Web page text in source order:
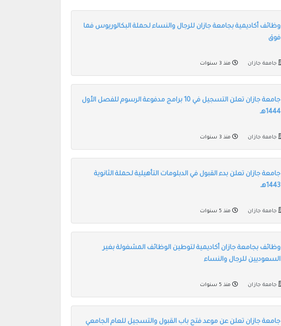
وظائف أكاديمية بجامعة جازان للرجال والنساء لحملة البكالوريوس فما
فوق
جامعة جازان منذ 3 سنوات
جامعة جازان تعلن التسجيل في 10 برامج مدفوعة الرسوم للفصل الأول
1444هـ
جامعة جازان منذ 3 سنوات
جامعة جازان تعلن بدء القبول في الدبلومات التأهيلية لحملة الثانوية
1443هـ
جامعة جازان منذ 5 سنوات
وظائف بجامعة جازان أكاديمية لتوطين الوظائف المشغولة بغير
السعوديين للرجال والنساء
جامعة جازان منذ 5 سنوات
جامعة جازان تعلن عن موعد فتح باب القبول والتسجيل للعام الجامعي